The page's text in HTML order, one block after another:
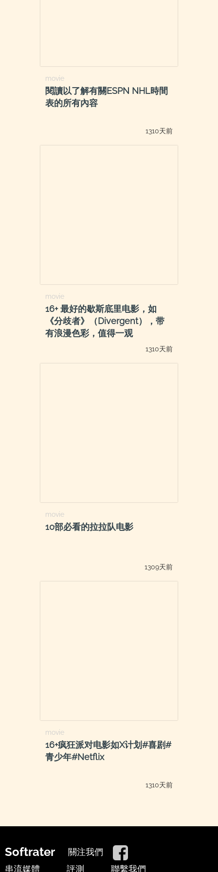
movie
閱讀以了解有關ESPN NHL時間
表的所有內容
1310天前
movie
16+ 最好的歇斯底里电影，如
《分歧者》（Divergent），带
有浪漫色彩，值得一观
1310天前
movie
10部必看的拉拉队电影
1309天前
movie
16+疯狂派对电影如X计划#喜剧#
青少年#Netflix
1310天前
Softrater
關注我們
串流媒體
評測 聯繫我們